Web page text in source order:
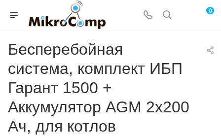
0
Бесперебойная
система, комплект ИБП
Гарант 1500 +
Аккумулятор AGM 2х200
Ач, для котлов